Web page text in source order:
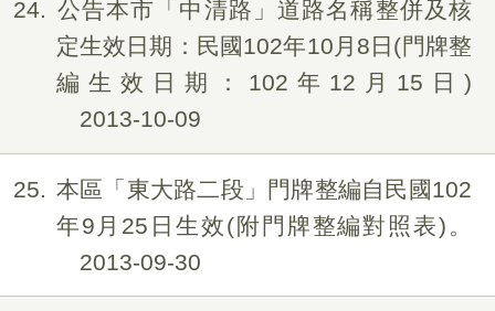
24
公告本市「中清路」道路名稱整併及核
定生效日期：民國102年10月8日(門牌整
編生效日期：102年12月15日)
2013-10-09
25
本區「東大路二段」門牌整編自民國102
年9月25日生效(附門牌整編對照表)。
2013-09-30